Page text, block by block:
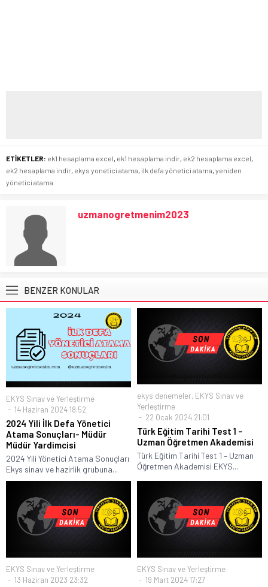
ETİKETLER: ek1 hesaplama excel ek1 hesaplama indir ek2 hesaplama excel
ek2 hesaplama indir ekys yonetici atama ilk defa yönetici atama yeniden
yönetici atama
uzmanogretmenim2023
BENZER KONULAR
EKYS Sınav ve Yerleştirme
14 Haziran 2024 18:52
2024 Yili İlk Defa Yönetici
Atama Sonuçları- Müdür
Müdür Yardimcisi
2024 Yili Yönetici Atama Sonuçları
Ekys sinav ve hazirlik grubuna...
ekys denemeler, EKYS Sınav ve
Yerleştirme
22 Ocak 2024 21:01
Türk Eğitim Tarihi Test 1 –
Uzman Öğretmen Akademisi
Türk Eğitim Tarihi Test 1 – Uzman
Öğretmen Akademisi EKYS...
EKYS Sınav ve Yerleştirme
13 Haziran 2023 23:32
EKYS Sınav ve Yerleştirme
19 Mart 2024 17:27